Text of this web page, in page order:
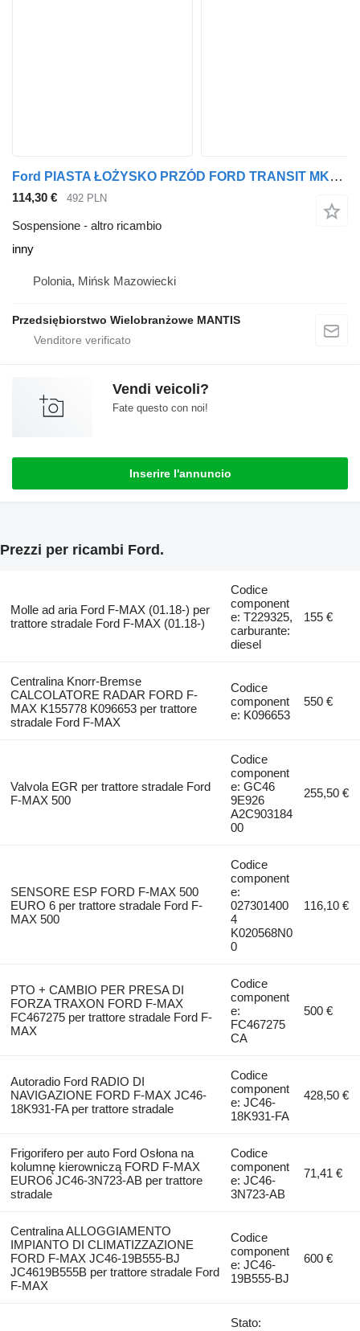
Ford PIASTA ŁOŻYSKO PRZÓD FORD TRANSIT MK8 2015 ROK inny per trattore stradale
114,30 € 492 PLN
Sospensione - altro ricambio
inny
Polonia, Mińsk Mazowiecki
Przedsiębiorstwo Wielobranżowe MANTIS
Vendi veicoli?
Fate questo con noi!
Inserire l'annuncio
Prezzi per ricambi Ford.
Molle ad aria Ford F-MAX (01.18-) per
trattore stradale Ford F-MAX (01.18-)
Codice
component
e: T229325,
carburante:
diesel
155 €
Centralina Knorr-Bremse
CALCOLATORE RADAR FORD F-
MAX K155778 K096653 per trattore
stradale Ford F-MAX
Codice
component
e: K096653
550 €
Valvola EGR per trattore stradale Ford
F-MAX 500
Codice
component
e: GC46
9E926
A2C903184
00
255,50 €
SENSORE ESP FORD F-MAX 500
EURO 6 per trattore stradale Ford F-
MAX 500
Codice
component
e:
027301400
4
K020568N0
0
116,10 €
PTO + CAMBIO PER PRESA DI
FORZA TRAXON FORD F-MAX
FC467275 per trattore stradale Ford F-
MAX
Codice
component
e:
FC467275
CA
500 €
Autoradio Ford RADIO DI
NAVIGAZIONE FORD F-MAX JC46-
18K931-FA per trattore stradale
Codice
component
e: JC46-
18K931-FA
428,50 €
Frigorifero per auto Ford Osłona na
kolumnę kierowniczą FORD F-MAX
EURO6 JC46-3N723-AB per trattore
stradale
Codice
component
e: JC46-
3N723-AB
71,41 €
Centralina ALLOGGIAMENTO
IMPIANTO DI CLIMATIZZAZIONE
FORD F-MAX JC46-19B555-BJ
JC4619B555B per trattore stradale Ford
F-MAX
Codice
component
e: JC46-
19B555-BJ
600 €
Stato: